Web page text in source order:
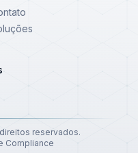
reservados.
Compliance